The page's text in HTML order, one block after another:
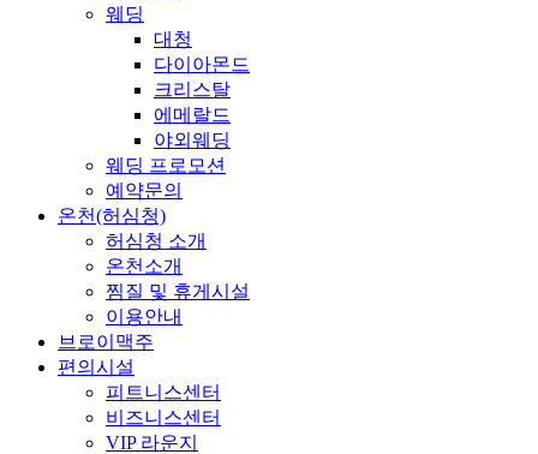
웨딩
대청
다이아몬드
크리스탈
에메랄드
야외웨딩
웨딩 프로모션
예약문의
온천(허심청)
허심청 소개
온천소개
찜질 및 휴게시설
이용안내
브로이맥주
편의시설
피트니스센터
비즈니스센터
VIP 라운지